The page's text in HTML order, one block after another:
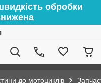
обробки
до мотоциклів